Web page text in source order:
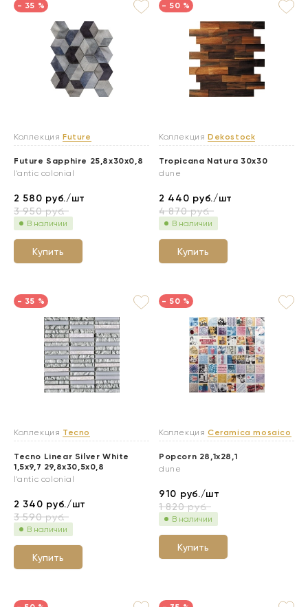
- 35 %
Коллекция Future
Future Sapphire 25,8x30x0,8
l'antic colonial
2 580 руб./шт
3 950руб.
В наличии
Купить
- 50 %
Коллекция Dekostock
Tropicana Natura 30х30
dune
2 440 руб./шт
4 870руб.
В наличии
Купить
- 35 %
Коллекция Tecno
Tecno Linear Silver White
1,5x9,7 29,8x30,5x0,8
l'antic colonial
2 340 руб./шт
3 590руб.
В наличии
Купить
- 50 %
Коллекция Ceramica mosaico
Popcorn 28,1x28,1
dune
910 руб./шт
1 820руб.
В наличии
Купить